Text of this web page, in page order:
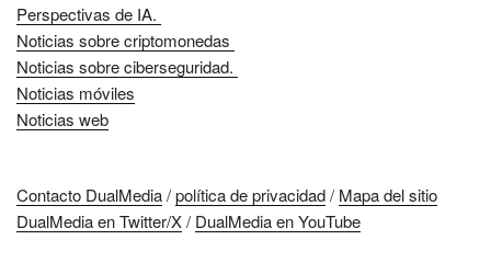
Perspectivas de IA.
Noticias sobre criptomonedas
Noticias sobre ciberseguridad.
Noticias móviles
Noticias web
Contacto DualMedia/política de privacidad/ Mapa del sitio
DualMedia en Twitter/X/ DualMedia en YouTube